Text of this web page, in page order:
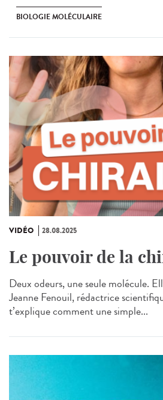
BIOLOGIE MOLÉCULAIRE
VIDÉO 28.08.2025
Le pouvoir de la
Deux odeurs, une seule molécule.
Jeanne Fenouil, rédactrice
t’explique comment une simple...